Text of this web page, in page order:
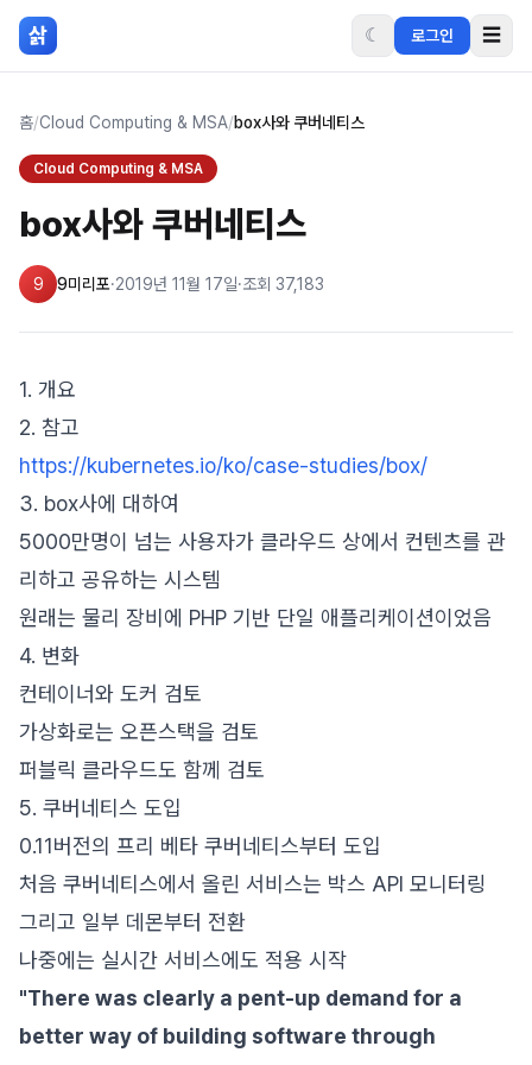
본문 바로가기
삵 ☾ 로그인 ☰
홈/Cloud Computing & MSA/box사와 쿠버네티스
Cloud Computing & MSA
box사와 쿠버네티스
9 9미리포·2019년 11월 17일·조회 37,183
1. 개요
2. 참고
https://kubernetes.io/ko/case-studies/box/
3. box사에 대하여
5000만명이 넘는 사용자가 클라우드 상에서 컨텐츠를 관
리하고 공유하는 시스템
원래는 물리 장비에 PHP 기반 단일 애플리케이션이었음
4. 변화
컨테이너와 도커 검토
가상화로는 오픈스택을 검토
퍼블릭 클라우드도 함께 검토
5. 쿠버네티스 도입
0.11버전의 프리 베타 쿠버네티스부터 도입
처음 쿠버네티스에서 올린 서비스는 박스 API 모니터링
그리고 일부 데몬부터 전환
나중에는 실시간 서비스에도 적용 시작
"There was clearly a pent-up demand for a
better way of building software through